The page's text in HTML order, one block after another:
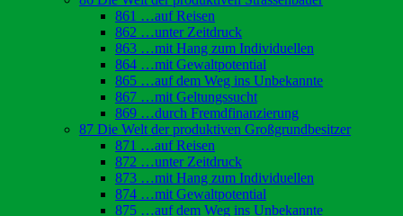
861 …auf Reisen
862 …unter Zeitdruck
863 …mit Hang zum Individuellen
864 …mit Gewaltpotential
865 …auf dem Weg ins Unbekannte
867 …mit Geltungssucht
869 …durch Fremdfinanzierung
87 Die Welt der produktiven Großgrundbesitzer
871 …auf Reisen
872 …unter Zeitdruck
873 …mit Hang zum Individuellen
874 …mit Gewaltpotential
875 …auf dem Weg ins Unbekannte